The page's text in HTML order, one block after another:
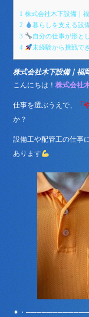
ok r
1 株式会社木下設備｜
2
暮らしを支える設
3
自分の仕事が形と
4
未経験から挑戦で
株式会社木下設備｜福
こんにちは！株式会社
仕事を選ぶうえで、 「
か？
設備工や配管工の仕事
あります
✦・